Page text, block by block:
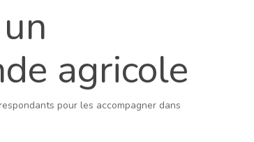
agricole
pour les accompagner dans